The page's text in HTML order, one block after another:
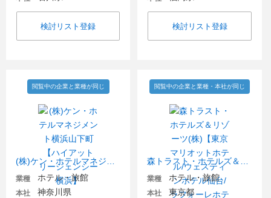
検討リスト登録 検討リスト登録
閲覧中の企業と業種が同じ
業種 ホテル・旅館
本社 神奈川県
閲覧中の企業と業種・本社が同じ
業種 ホテル・旅館
本社 東京都